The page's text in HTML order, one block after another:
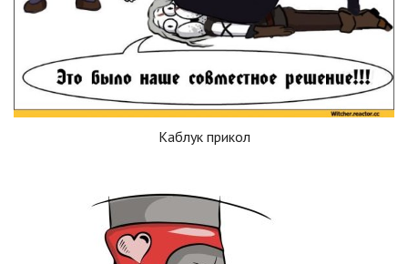
Каблук прикол